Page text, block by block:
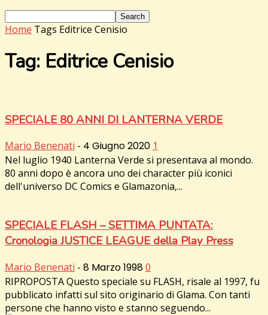
Home Tags Editrice Cenisio
Tag: Editrice Cenisio
SPECIALE 80 ANNI DI LANTERNA VERDE
Mario Benenati - 4 Giugno 2020 1
Nel luglio 1940 Lanterna Verde si presentava al mondo.
80 anni dopo è ancora uno dei character più iconici
dell'universo DC Comics e Glamazonia,...
SPECIALE FLASH – SETTIMA PUNTATA:
Cronologia JUSTICE LEAGUE della Play Press
Mario Benenati - 8 Marzo 19980
RIPROPOSTA Questo speciale su FLASH, risale al 1997, fu
pubblicato infatti sul sito originario di Glama. Con tanti
persone che hanno visto e stanno seguendo...